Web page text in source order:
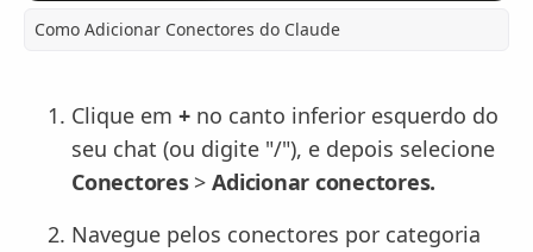
Como Adicionar Conectores do Claude
Clique em +no canto inferior esquerdo do
seu chat (ou digite "/"), e depois selecione
Conectores >Adicionar conectores.
Navegue pelos conectores por categoria